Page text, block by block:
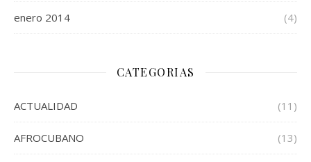
enero 2014 (4)
CATEGORIAS
ACTUALIDAD (11)
AFROCUBANO (13)